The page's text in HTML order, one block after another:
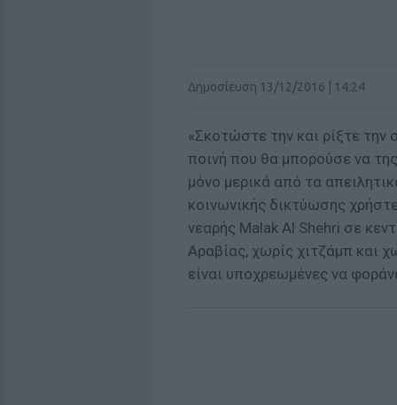
Δημοσίευση 13/12/2016 | 14:24
«Σκοτώστε την και ρίξτε την
ποινή που θα μπορούσε να
μόνο μερικά από τα
κοινωνικής δικτύωσης
νεαρής Malak Al Shehri σε
Αραβίας, χωρίς χιτζάμπ και
είναι υποχρεωμένες να